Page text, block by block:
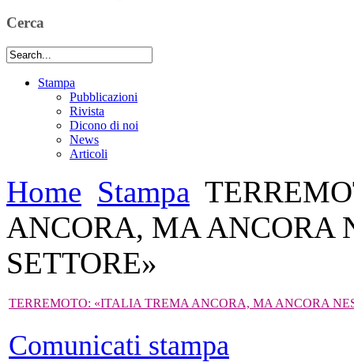
Cerca
Stampa
Pubblicazioni
Rivista
Dicono di noi
News
Articoli
Home Stampa
ANCORA, MA ANCORA
SETTORE»
TERREMOTO: «ITALIA TREMA ANCORA, MA ANCORA
Comunicati stampa